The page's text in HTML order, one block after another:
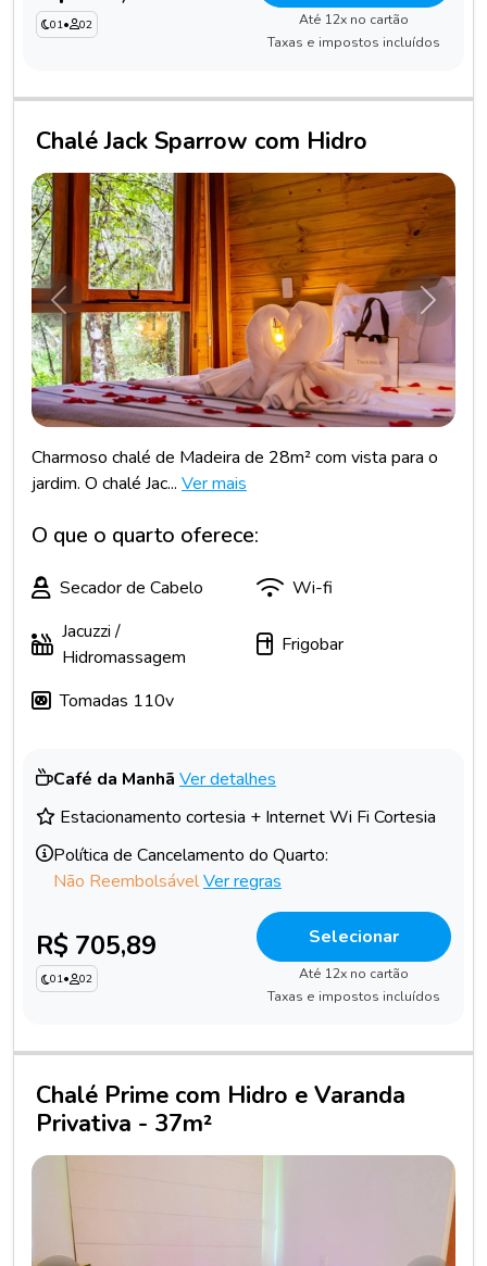
01• 02
Até 12x no cartão
Taxas e impostos incluídos
Chalé Jack Sparrow com Hidro
Anterior
Charmoso chalé de Madeira de 28m² com vista para o
jardim. O chalé Jac... Ver mais
O que o quarto oferece:
Secador de Cabelo
Wi-fi
Jacuzzi /
Hidromassagem
Frigobar
Tomadas 110v
Café da Manhã Ver detalhes
Estacionamento cortesia + Internet Wi Fi Cortesia
Política de Cancelamento do Quarto:
Não ReembolsávelVer regras
R$ 705,89
01• 02
Selecionar
Até 12x no cartão
Taxas e impostos incluídos
Chalé Prime com Hidro e Varanda
Privativa - 37m²